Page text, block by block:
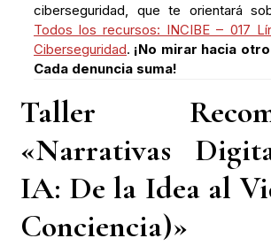
ciberseguridad, que te orientará
Todos los recursos: INCIBE – 017
Ciberseguridad. ¡No mirar hacia
Cada denuncia suma!
Taller
«Narrativas
IA: De la Idea al
Conciencia)»